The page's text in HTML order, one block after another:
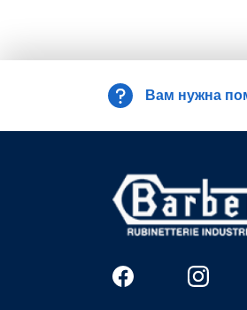
Вам нужна